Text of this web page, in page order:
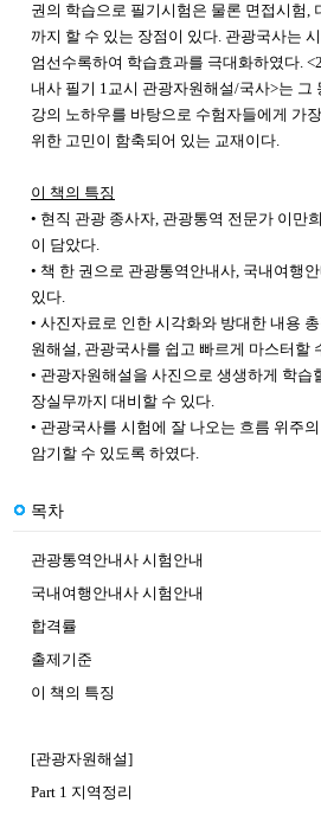
권의 학습으로 필기시험은 물론 면접시험,
까지 할 수 있는 장점이 있다. 관광국사는
엄선수록하여 학습효과를 극대화하였다.
내사 필기 1교시 관광자원해설/국사>는 그
강의 노하우를 바탕으로 수험자들에게 가
위한 고민이 함축되어 있는 교재이다.
이 책의 특징
• 현직 관광 종사자, 관광통역 전문가 이만
이 담았다.
• 책 한 권으로 관광통역안내사, 국내여행
있다.
• 사진자료로 인한 시각화와 방대한 내용
원해설, 관광국사를 쉽고 빠르게 마스터할
• 관광자원해설을 사진으로 생생하게 학습
장실무까지 대비할 수 있다.
• 관광국사를 시험에 잘 나오는 흐름 위주
암기할 수 있도록 하였다.
목차
관광통역안내사 시험안내
국내여행안내사 시험안내
합격률
출제기준
이 책의 특징
[관광자원해설]
Part 1 지역정리